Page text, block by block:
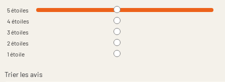
5étoiles
4 étoiles
3étoiles
2étoiles
1 étoile
Trier les avis